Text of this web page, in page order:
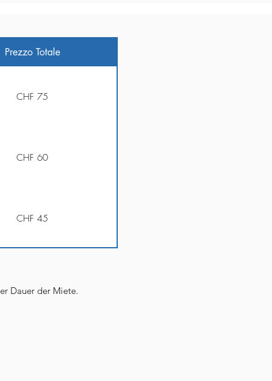
Prezzo Totale
CHF 75
CHF 60
CHF 45
Dauer der Miete.